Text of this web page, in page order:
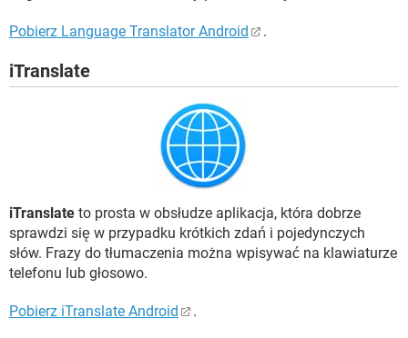
Pobierz Language Translator Android .
iTranslate
iTranslate to prosta w obsłudze aplikacja, która dobrze
sprawdzi się w przypadku krótkich zdań i pojedynczych
słów. Frazy do tłumaczenia można wpisywać na klawiaturze
telefonu lub głosowo.
Pobierz iTranslate Android .